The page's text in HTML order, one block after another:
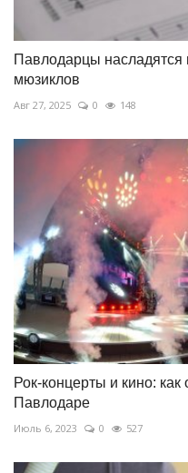
Павлодарцы насладятся
мюзиклов
Авг 27, 2025 0 148
Рок-концерты и кино:
Павлодаре
Июль 6, 2023 0 527